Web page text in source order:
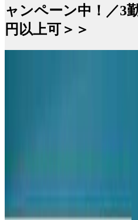
ャンペーン中！／3
円以上可＞＞